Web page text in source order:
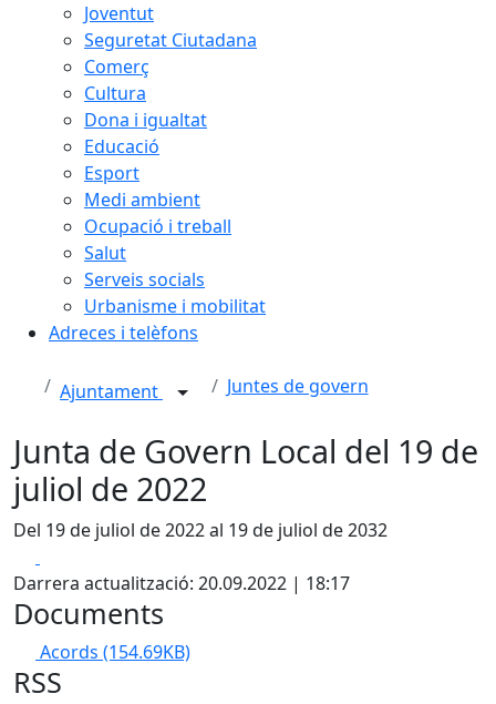
Joventut
Seguretat Ciutadana
Comerç
Cultura
Dona i igualtat
Educació
Esport
Medi ambient
Ocupació i treball
Salut
Serveis socials
Urbanisme i mobilitat
Adreces i telèfons
Ajuntament Juntes de govern
Junta de Govern Local del 19 de
juliol de 2022
Del 19 de juliol de 2022 al 19 de juliol de 2032
Darrera actualització: 20.09.2022 | 18:17
Documents
Acords (154.69KB)
RSS